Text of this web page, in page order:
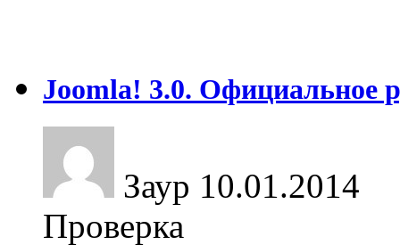
Joomla! 3.0. Официальное
Заур 10.01.2014
Проверка